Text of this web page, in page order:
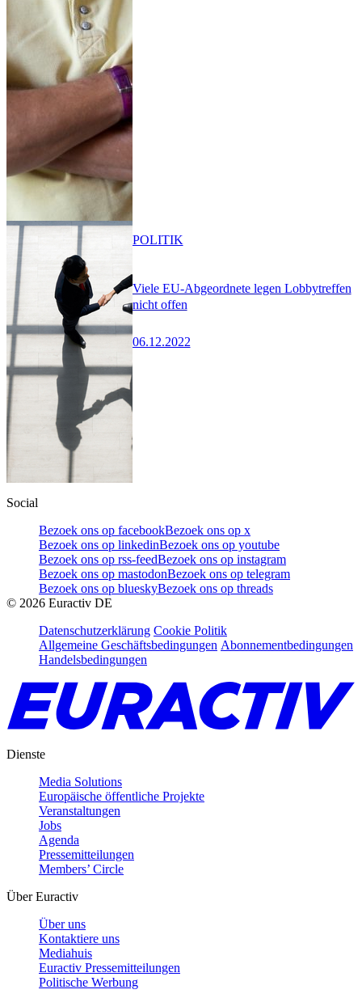
Viele EU-Abgeordnete legen Lobbytreffen
nicht offen
06.12.2022
POLITIK
Social
Bezoek ons op facebookBezoek ons op x
Bezoek ons op linkedinBezoek ons op youtube
Bezoek ons op rss-feedBezoek ons op instagram
Bezoek ons op mastodonBezoek ons op telegram
Bezoek ons op blueskyBezoek ons op threads
© 2026 Euractiv DE
Datenschutzerklärung Cookie Politik
Allgemeine Geschäftsbedingungen Abonnementbedingungen
Handelsbedingungen
Dienste
Media Solutions
Europäische öffentliche Projekte
Veranstaltungen
Jobs
Agenda
Pressemitteilungen
Members’ Circle
Über Euractiv
Über uns
Kontaktiere uns
Mediahuis
Euractiv Pressemitteilungen
Politische Werbung